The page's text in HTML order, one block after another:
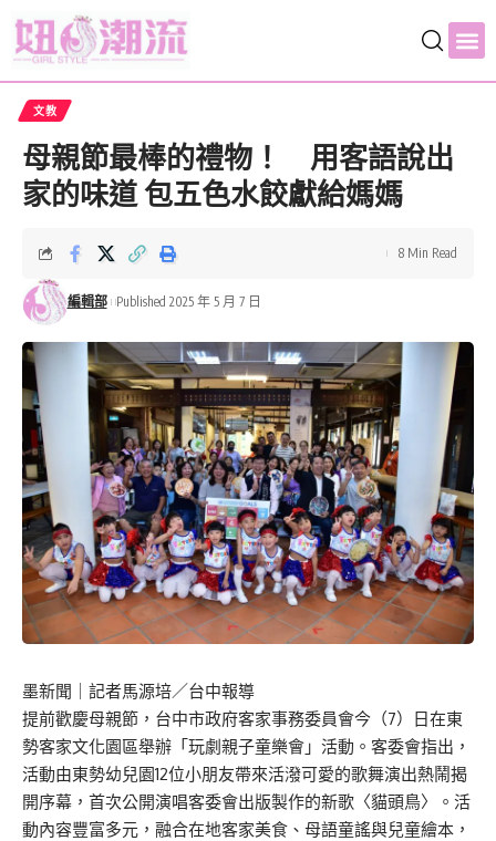
文教
母親節最棒的禮物！ 用客語說出
家的味道 包五色水餃獻給媽媽
編輯部 Published 2025 年 5 月 7 日
8 Min Read
墨新聞 ｜記者馬源培／台中報導
提前歡慶母親節，台中市政府客家事務委員會今（7）日在東
勢客家文化園區舉辦「玩劇親子童樂會」活動。客委會指出，
活動由東勢幼兒園12位小朋友帶來活潑可愛的歌舞演出熱鬧揭
開序幕，首次公開演唱客委會出版製作的新歌〈貓頭鳥〉。活
動內容豐富多元，融合在地客家美食、母語童謠與兒童繪本，